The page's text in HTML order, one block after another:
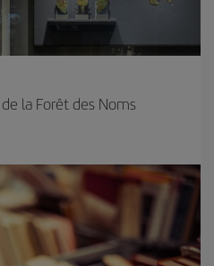
la Forêt des Noms